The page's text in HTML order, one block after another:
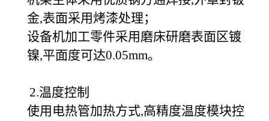
金,表面采用烤漆处理；
设备机加工零件采用磨床研磨表面区镀
镍,平面度可达0.05mm。
2.温度控制
使用电热管加热方式,高精度温度模块控